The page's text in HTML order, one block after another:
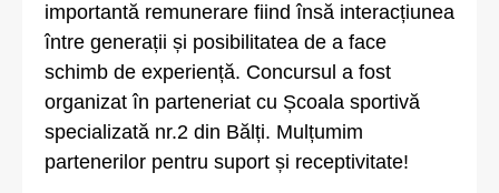
importantă remunerare fiind însă interacțiunea
între generații și posibilitatea de a face
schimb de experiență. Concursul a fost
organizat în parteneriat cu Școala sportivă
specializată nr.2 din Bălți. Mulțumim
partenerilor pentru suport și receptivitate!